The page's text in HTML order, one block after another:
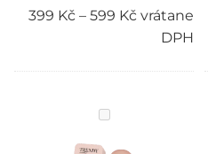
399 Kč – 599 Kč vrátane
DPH
Modeling
gel